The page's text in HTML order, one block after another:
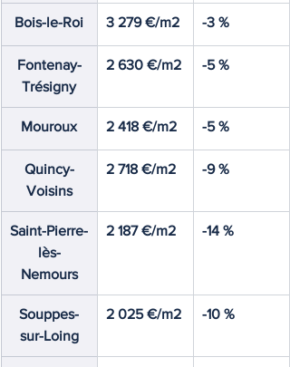
Bois-le-Roi 3 279 €/m2 -3 %
Fontenay-
Trésigny
2 630 €/m2 -5 %
Mouroux 2 418 €/m2 -5 %
Quincy-
Voisins
2 718 €/m2 -9 %
Saint-Pierre-
lès-
Nemours
2 187 €/m2 -14 %
Souppes-
sur-Loing
2 025 €/m2 -10 %